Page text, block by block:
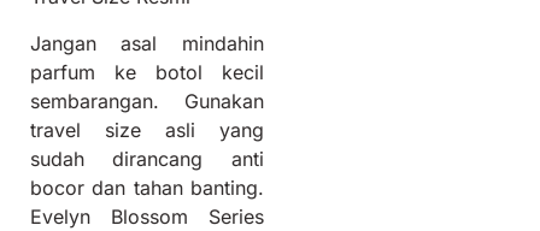
Jangan asal mindahin
parfum ke botol kecil
sembarangan. Gunakan
travel size asli yang
sudah dirancang anti
bocor dan tahan banting.
Evelyn Blossom Series